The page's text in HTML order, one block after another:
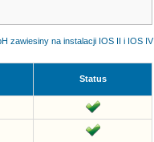
zawiesiny na instalacji IOS II i IOS IV
Status